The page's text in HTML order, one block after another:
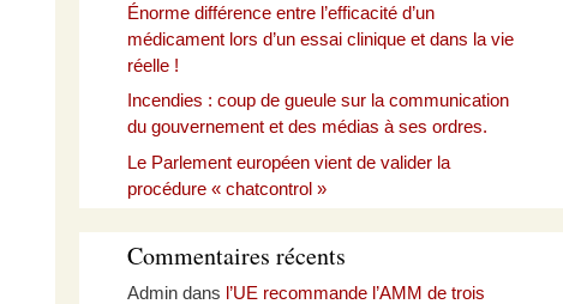
Énorme différence entre l’efficacité d’un
médicament lors d’un essai clinique et dans la vie
réelle !
Incendies : coup de gueule sur la communication
du gouvernement et des médias à ses ordres.
Le Parlement européen vient de valider la
procédure « chatcontrol »
Commentaires récents
Admindans l’UE recommande l’AMM de trois